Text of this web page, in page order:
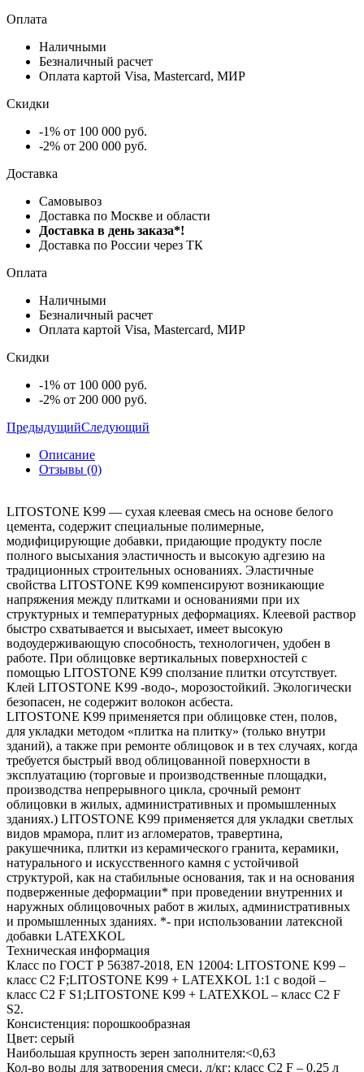
Оплата
Наличными
Безналичный расчет
Оплата картой Visa, Mastercard, МИР
Скидки
-1% от 100 000 руб.
-2% от 200 000 руб.
Доставка
Самовывоз
Доставка по Москве и области
Доставка в день заказа*!
Доставка по России через ТК
Оплата
Наличными
Безналичный расчет
Оплата картой Visa, Mastercard, МИР
Скидки
-1% от 100 000 руб.
-2% от 200 000 руб.
ПредыдущийСледующий
Описание
Отзывы (0)
LITOSTONE K99 — сухая клеевая смесь на основе белого
цемента, содержит специальные полимерные,
модифицирующие добавки, придающие продукту после
полного высыхания эластичность и высокую адгезию на
традиционных строительных основаниях. Эластичные
свойства LITOSTONE K99 компенсируют возникающие
напряжения между плитками и основаниями при их
структурных и температурных деформациях. Клеевой раствор
быстро схватывается и высыхает, имеет высокую
водоудерживающую способность, технологичен, удобен в
работе. При облицовке вертикальных поверхностей с
помощью LITOSTONE K99 сползание плитки отсутствует.
Клей LITOSTONE K99 -водо-, морозостойкий. Экологически
безопасен, не содержит волокон асбеста.
LITOSTONE K99 применяется при облицовке стен, полов,
для укладки методом «плитка на плитку» (только внутри
зданий), а также при ремонте облицовок и в тех случаях, когда
требуется быстрый ввод облицованной поверхности в
эксплуатацию (торговые и производственные площадки,
производства непрерывного цикла, срочный ремонт
облицовки в жилых, административных и промышленных
зданиях.) LITOSTONE K99 применяется для укладки светлых
видов мрамора, плит из агломератов, травертина,
ракушечника, плитки из керамического гранита, керамики,
натурального и искусственного камня с устойчивой
структурой, как на стабильные основания, так и на основания
подверженные деформации* при проведении внутренних и
наружных облицовочных работ в жилых, административных
и промышленных зданиях. *- при использовании латексной
добавки LATEXKOL
Техническая информация
Класс по ГОСТ Р 56387-2018, EN 12004: LITOSTONE K99 –
класс C2 F;LITOSTONE K99 + LATEXKOL 1:1 с водой –
класс C2 F S1;LITOSTONE K99 + LATEXKOL – класс C2 F
S2.
Консистенция: порошкообразная
Цвет: серый
Наибольшая крупность зерен заполнителя:<0,63
Кол-во воды для затворения смеси, л/кг: класс C2 F – 0.25 л